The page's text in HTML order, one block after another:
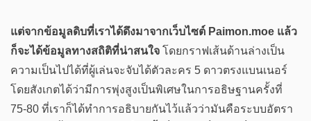
แต่จากข้อมูลดิบที่เราได้ดึงมาจากเว็บไซต์ Paimon.moe แล้ว
ก็จะได้ข้อมูลทางสถิติที่น่าสนใจ โดยกราฟเส้นด้านล่างเป็น
ความเป็นไปได้ที่ผู้เล่นจะจับได้ตัวละคร 5 ดาวตรงแบนเนอร์
โดยสังเกตได้ว่ามีการพุ่งสูงเป็นพิเศษในการอธิษฐานครั้งที่
75-80 ที่เราก็ได้ทำการอธิบายกันไว้แล้วว่ามันคือระบบอัตรา